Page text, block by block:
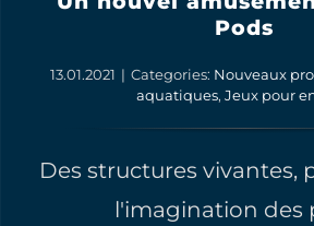
Pods
13.01.2021 | Categories: Nouveaux
aquatiques, Jeux pour
Des structures vivantes,
l'imagination des